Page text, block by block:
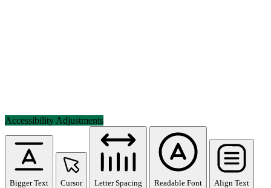
Accessibility Adjustments
Bigger Text Cursor Letter Spacing Readable Font Align Text